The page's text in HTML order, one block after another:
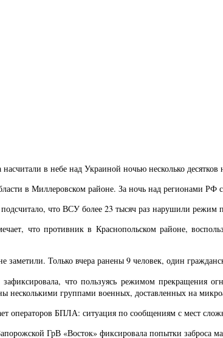
в небе над Украиной ночью несколько
в Миллеровском районе. За ночь над регионами
что ВСУ более 23 тысяч раз нарушили режим
что противник в Краснопольском районе,
заметили. Только вчера ранены 9 человек, один
что пользуясь режимом прекращения
несколькими группами военных, доставленных на
операторов БПЛА: ситуация по сообщениям с мест
ГрВ «Восток» фиксировала попытки